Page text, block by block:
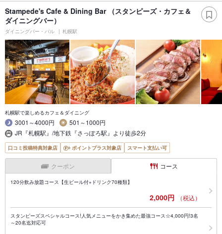
Stampede's Cafe & Dining Bar （スタンピーズ・カフェ＆
ダイニングバー）
ダイニングバー・バル 札幌駅
札幌駅で楽しめるカフェ＆ダイニング
3001～4000円
501～1000円
JR『札幌駅』/地下鉄『さっぽろ駅』より徒歩2分
口コミ投稿特典対象店 ポイントプラス対象店 スマート支払い可
クーポン コース
120分飲み放題コース【生ビール付+ドリンク70種類】
2,000円 （税込）
スタンピーズスペシャルコース!人気メニューをかき集めた最強コース☆4,000円!3名
～20名迄対応可